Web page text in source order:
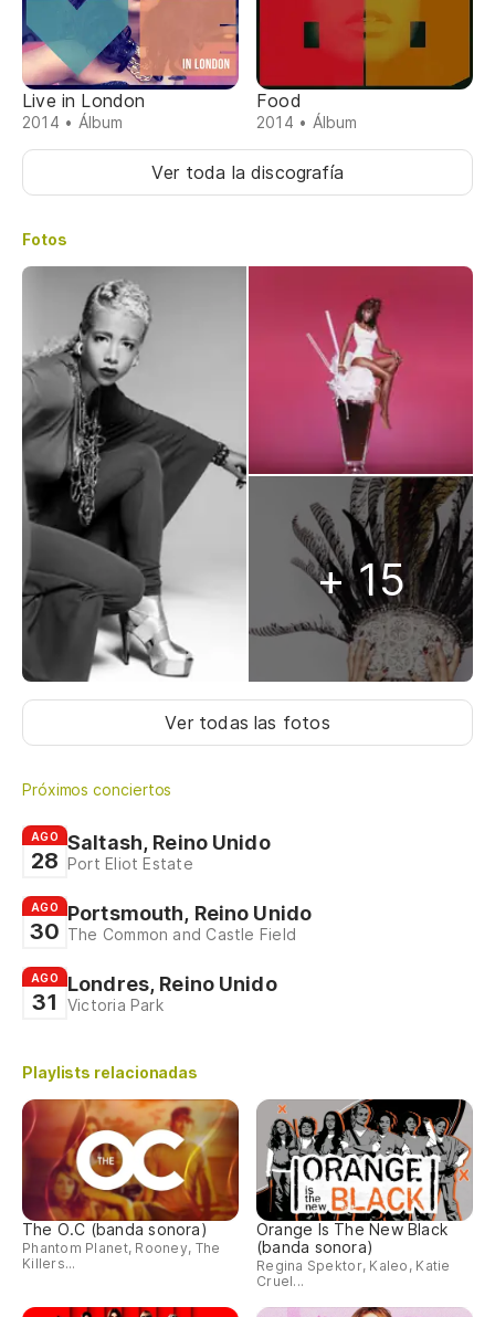
Live in London
2014 • Álbum
Food
2014 • Álbum
Ver toda la discografía
Fotos
+ 15
Ver todas las fotos
Próximos conciertos
AGO
28
Saltash, Reino Unido
Port Eliot Estate
AGO
30
Portsmouth, Reino Unido
The Common and Castle Field
AGO
31
Londres, Reino Unido
Victoria Park
Playlists relacionadas
The O.C (banda sonora)
Phantom Planet, Rooney, The
Killers...
Orange Is The New Black
(banda sonora)
Regina Spektor, Kaleo, Katie
Cruel...